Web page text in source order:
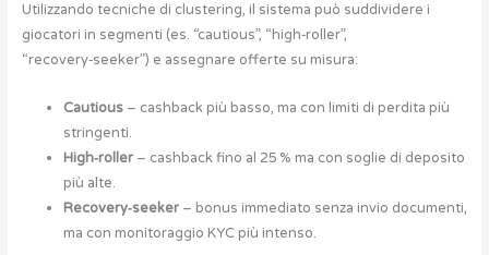
Utilizzando tecniche di clustering, il sistema può suddividere i
giocatori in segmenti (es. “cautious”, “high‑roller”,
“recovery‑seeker”) e assegnare offerte su misura:
Cautious– cashback più basso, ma con limiti di perdita più
stringenti.
High‑roller– cashback fino al 25 % ma con soglie di deposito
più alte.
Recovery‑seeker– bonus immediato senza invio documenti,
ma con monitoraggio KYC più intenso.